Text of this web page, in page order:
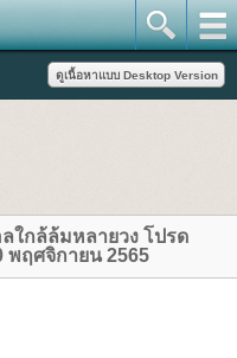
ใกล้ล้มหลายวง โปรด
พฤศจิกายน 2565